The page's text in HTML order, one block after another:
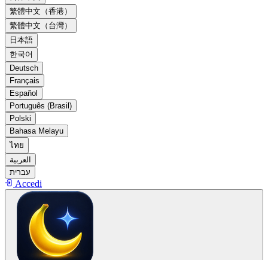
繁體中文（香港）
繁體中文（台灣）
日本語
한국어
Deutsch
Français
Español
Português (Brasil)
Polski
Bahasa Melayu
ไทย
العربية
עברית
Accedi